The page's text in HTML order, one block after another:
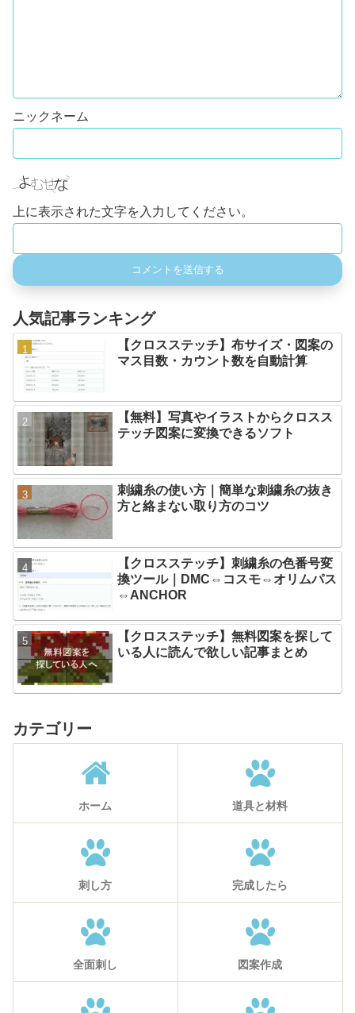
上に表示された文字を入力してください。
人気記事ランキング
【クロスステッチ】布サイズ・図案の
マス目数・カウント数を自動計算
【無料】写真やイラストからクロスス
テッチ図案に変換できるソフト
刺繍糸の使い方｜簡単な刺繍糸の抜き
方と絡まない取り方のコツ
【クロスステッチ】刺繍糸の色番号変
換ツール｜DMC⇔コスモ⇔オリムパス
⇔ANCHOR
【クロスステッチ】無料図案を探して
いる人に読んで欲しい記事まとめ
カテゴリー
ホーム 道具と材料
刺し方 完成したら
全面刺し 図案作成